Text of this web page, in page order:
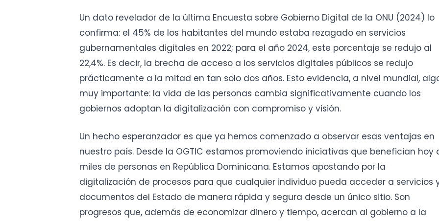
Un dato revelador de la última Encuesta sobre Gobierno Digital de la ONU (2024) lo
confirma: el 45% de los habitantes del mundo estaba rezagado en servicios
gubernamentales digitales en 2022; para el año 2024, este porcentaje se redujo al
22,4%. Es decir, la brecha de acceso a los servicios digitales públicos se redujo
prácticamente a la mitad en tan solo dos años. Esto evidencia, a nivel mundial,
muy importante: la vida de las personas cambia significativamente cuando los
gobiernos adoptan la digitalización con compromiso y visión.
Un hecho esperanzador es que ya hemos comenzado a observar esas ventajas en
nuestro país. Desde la OGTIC estamos promoviendo iniciativas que benefician hoy
miles de personas en República Dominicana. Estamos apostando por la
digitalización de procesos para que cualquier individuo pueda acceder a servicios
documentos del Estado de manera rápida y segura desde un único sitio. Son
progresos que, además de economizar dinero y tiempo, acercan al gobierno a la